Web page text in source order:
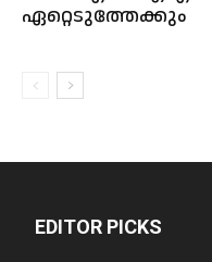
ഏറ്റെടുത്തേക്കും
EDITOR PICKS